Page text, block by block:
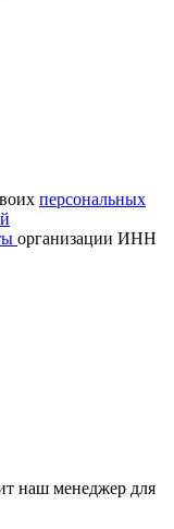
персональных
организации ИНН
наш менеджер для